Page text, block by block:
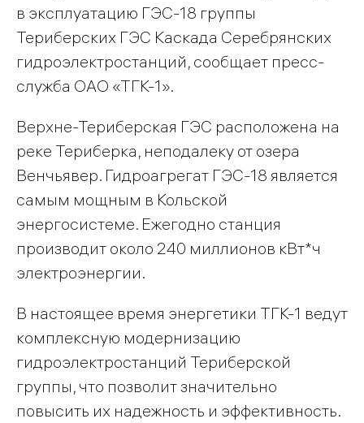
в эксплуатацию ГЭС-18 группы
Териберских ГЭС Каскада Серебрянских
гидроэлектростанций, сообщает пресс-
служба ОАО «ТГК-1».
Верхне-Териберская ГЭС расположена на
реке Териберка, неподалеку от озера
Венчьявер. Гидроагрегат ГЭС-18 является
самым мощным в Кольской
энергосистеме. Ежегодно станция
производит около 240 миллионов кВт*ч
электроэнергии.
В настоящее время энергетики ТГК-1 ведут
комплексную модернизацию
гидроэлектростанций Териберской
группы, что позволит значительно
повысить их надежность и эффективность.